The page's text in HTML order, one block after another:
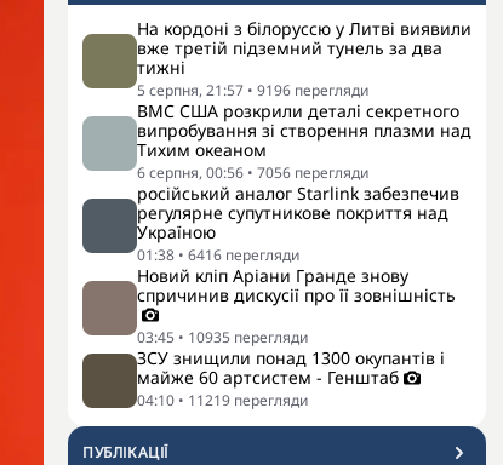
На кордоні з білоруссю у Литві виявили
вже третій підземний тунель за два
тижні
5 серпня, 21:57 • 9196 перегляди
ВМС США розкрили деталі секретного
випробування зі створення плазми над
Тихим океаном
6 серпня, 00:56 • 7056 перегляди
російський аналог Starlink забезпечив
регулярне супутникове покриття над
Україною
01:38 • 6416 перегляди
Новий кліп Аріани Гранде знову
спричинив дискусії про її зовнішність
03:45 • 10935 перегляди
ЗСУ знищили понад 1300 окупантів і
майже 60 артсистем - Генштаб
04:10 • 11219 перегляди
ПУБЛІКАЦІЇ